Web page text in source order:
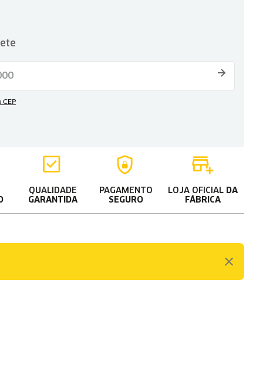
QUALIDADE
GARANTIDA
PAGAMENTO
SEGURO
LOJA OFICIAL DA
FÁBRICA